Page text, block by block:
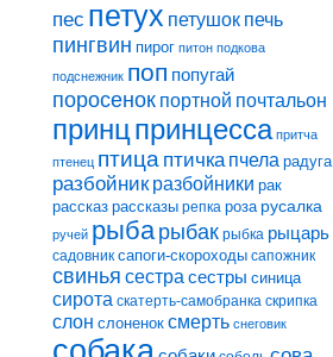
пес петух петушок печь
пингвин пирог питон подкова
подснежник поп попугай
поросенок портной почтальон
принцпринцесса притча
птенец птица птичка пчела радуга
разбойник разбойники рак
рассказ рассказы репка роза русалка
ручей рыбарыбак рыбка рыцарь
садовник сапоги-скороходы сапожник
свинья сестра сестры синица
сирота скатерть-самобранка скрипка
слон слоненок смерть снеговик